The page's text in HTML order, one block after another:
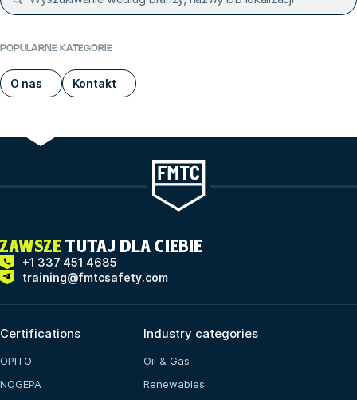
POPULARNE KATEGORIE
O nas Kontakt
ZAWSZE TUTAJ DLA CIEBIE
+1 337 451 4685
training@fmtcsafety.com
Certifications
OPITO
NOGEPA
Industry categories
Oil & Gas
Renewables